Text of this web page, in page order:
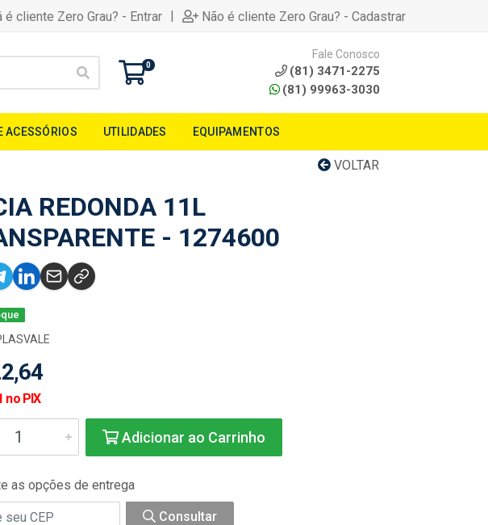
é cliente Zero Grau? - Entrar | Não é cliente Zero Grau? - Cadastrar
0
Fale Conosco
(81) 3471-2275
(81) 99963-3030
ACESSÓRIOS UTILIDADES EQUIPAMENTOS
VOLTAR
REDONDA 11L
- 1274600
no PIX
Adicionar ao Carrinho
as opções de entrega
Consultar